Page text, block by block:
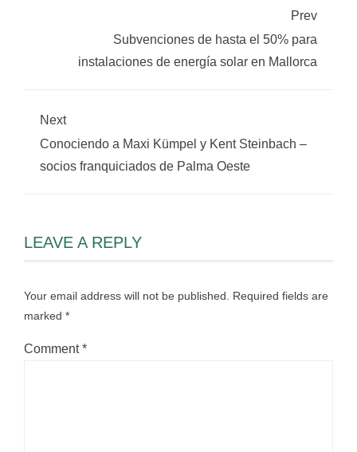
Prev
Subvenciones de hasta el 50% para
instalaciones de energía solar en Mallorca
Next
Conociendo a Maxi Kümpel y Kent Steinbach –
socios franquiciados de Palma Oeste
LEAVE A REPLY
Your email address will not be published. Required fields are
marked *
Comment*